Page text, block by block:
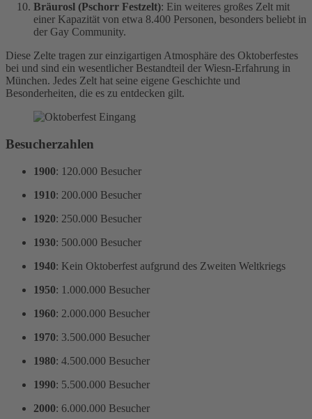
Bräurosl (Pschorr Festzelt): Ein weiteres großes Zelt mit
einer Kapazität von etwa 8.400 Personen, besonders beliebt in
der Gay Community.
Diese Zelte tragen zur einzigartigen Atmosphäre des Oktoberfestes
bei und sind ein wesentlicher Bestandteil der Wiesn-Erfahrung in
München. Jedes Zelt hat seine eigene Geschichte und
Besonderheiten, die es zu entdecken gilt.
Besucherzahlen
1900: 120.000 Besucher
1910: 200.000 Besucher
1920: 250.000 Besucher
1930: 500.000 Besucher
1940: Kein Oktoberfest aufgrund des Zweiten Weltkriegs
1950: 1.000.000 Besucher
1960: 2.000.000 Besucher
1970: 3.500.000 Besucher
1980: 4.500.000 Besucher
1990: 5.500.000 Besucher
2000: 6.000.000 Besucher